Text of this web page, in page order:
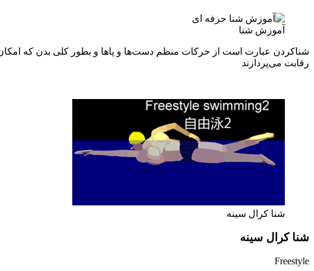
آموزش شنا
شناکردن عبارت است از حرکات منظم دست‌ها و پاها و بطور کلی بدن که
رقابت می‌پردازند
شنا کرال سینه
شنا کرال سینه
Freestyle